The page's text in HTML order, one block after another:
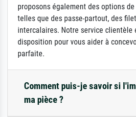
proposons également des options
telles que des passe-partout, des
intercalaires. Notre service clientèle
disposition pour vous aider à
parfaite.
Comment puis-je savoir si
ma pièce ?